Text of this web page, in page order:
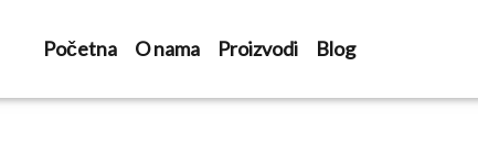
Početna O nama Proizvodi Blog